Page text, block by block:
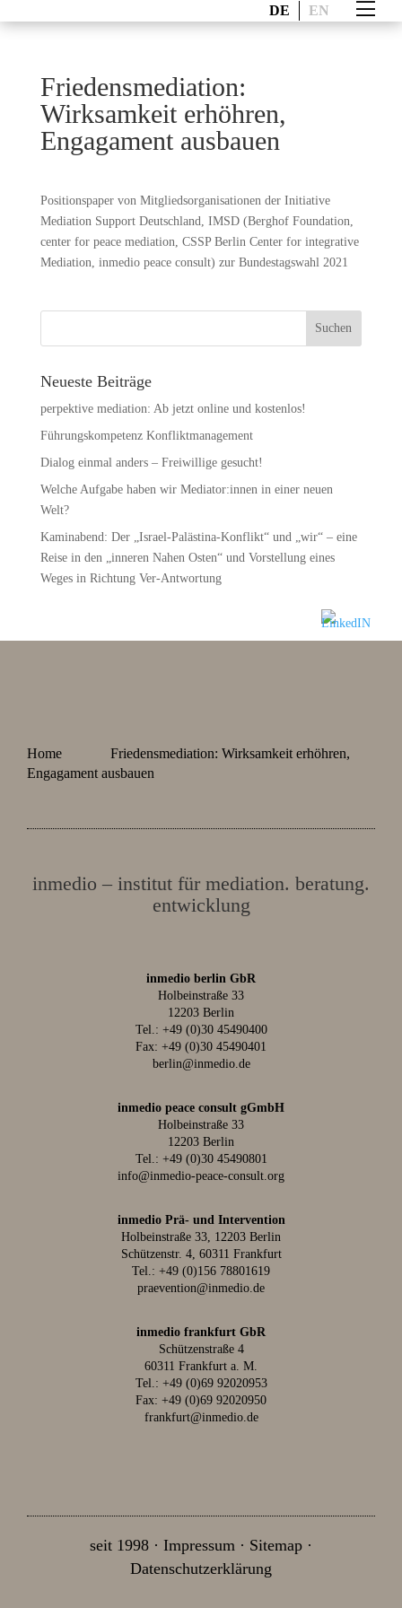
DE EN
Friedensmediation:
Wirksamkeit erhöhren,
Engagament ausbauen
Positionspaper von Mitgliedsorganisationen der Initiative
Mediation Support Deutschland, IMSD (Berghof Foundation,
center for peace mediation, CSSP Berlin Center for integrative
Mediation, inmedio peace consult) zur Bundestagswahl 2021
Neueste Beiträge
perpektive mediation: Ab jetzt online und kostenlos!
Führungskompetenz Konfliktmanagement
Dialog einmal anders – Freiwillige gesucht!
Welche Aufgabe haben wir Mediator:innen in einer neuen
Welt?
Kaminabend: Der „Israel-Palästina-Konflikt“ und „wir“ – eine
Reise in den „inneren Nahen Osten“ und Vorstellung eines
Weges in Richtung Ver-Antwortung
Home
Friedensmediation: Wirksamkeit erhöhren,
Engagament ausbauen
inmedio – institut für mediation. beratung.
entwicklung
inmedio berlin GbR
Holbeinstraße 33
12203 Berlin
Tel.: +49 (0)30 45490400
Fax: +49 (0)30 45490401
berlin@inmedio.de
inmedio peace consult gGmbH
Holbeinstraße 33
12203 Berlin
Tel.: +49 (0)30 45490801
info@inmedio-peace-consult.org
inmedio Prä- und Intervention
Holbeinstraße 33, 12203 Berlin
Schützenstr. 4, 60311 Frankfurt
Tel.: +49 (0)156 78801619
praevention@inmedio.de
inmedio frankfurt GbR
Schützenstraße 4
60311 Frankfurt a. M.
Tel.: +49 (0)69 92020953
Fax: +49 (0)69 92020950
frankfurt@inmedio.de
seit 1998 Impressum
Sitemap
Datenschutzerklärung